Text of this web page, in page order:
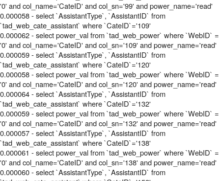
'0' and col_name='CateID' and col_sn='99' and power_name='read'
0.000058 - select `AssistantType`, `AssistantID` from
`tad_web_cate_assistant` where `CateID`='109'
0.000062 - select power_val from `tad_web_power` where `WebID` =
'0' and col_name='CateID' and col_sn='109' and power_name='read'
0.000059 - select `AssistantType`, `AssistantID` from
`tad_web_cate_assistant` where `CateID`='120'
0.000058 - select power_val from `tad_web_power` where `WebID` =
'0' and col_name='CateID' and col_sn='120' and power_name='read'
0.000064 - select `AssistantType`, `AssistantID` from
`tad_web_cate_assistant` where `CateID`='132'
0.000059 - select power_val from `tad_web_power` where `WebID` =
'0' and col_name='CateID' and col_sn='132' and power_name='read'
0.000057 - select `AssistantType`, `AssistantID` from
`tad_web_cate_assistant` where `CateID`='138'
0.000061 - select power_val from `tad_web_power` where `WebID` =
'0' and col_name='CateID' and col_sn='138' and power_name='read'
0.000060 - select `AssistantType`, `AssistantID` from